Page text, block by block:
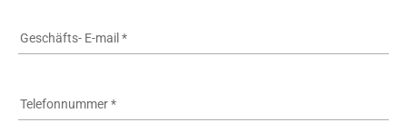
Geschäfts- E-mail *
Telefonnummer*